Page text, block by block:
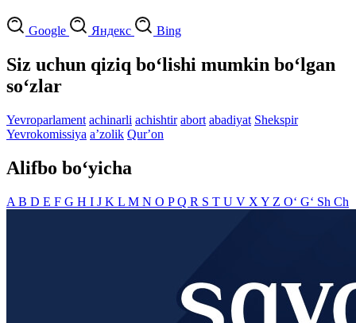
Google Яндекс Bing
Siz uchun qiziq bo‘lishi mumkin bo‘lgan
so‘zlar
Yevroparlament achinarli achishtir abort abadiyat Shekspir
Yevrokomissiya aʼzolik Qurʼon
Alifbo bo‘yicha
A B D E F G H I J K L M N O PQ R S T U V X Y Z O‘ G‘ Sh Ch